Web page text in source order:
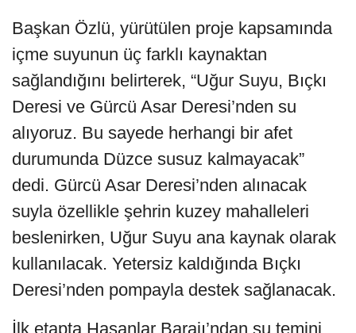
Başkan Özlü, yürütülen proje kapsamında
içme suyunun üç farklı kaynaktan
sağlandığını belirterek, “Uğur Suyu, Bıçkı
Deresi ve Gürcü Asar Deresi’nden su
alıyoruz. Bu sayede herhangi bir afet
durumunda Düzce susuz kalmayacak”
dedi. Gürcü Asar Deresi’nden alınacak
suyla özellikle şehrin kuzey mahalleleri
beslenirken, Uğur Suyu ana kaynak olarak
kullanılacak. Yetersiz kaldığında Bıçkı
Deresi’nden pompayla destek sağlanacak.
İlk etapta Hasanlar Barajı’ndan su temini